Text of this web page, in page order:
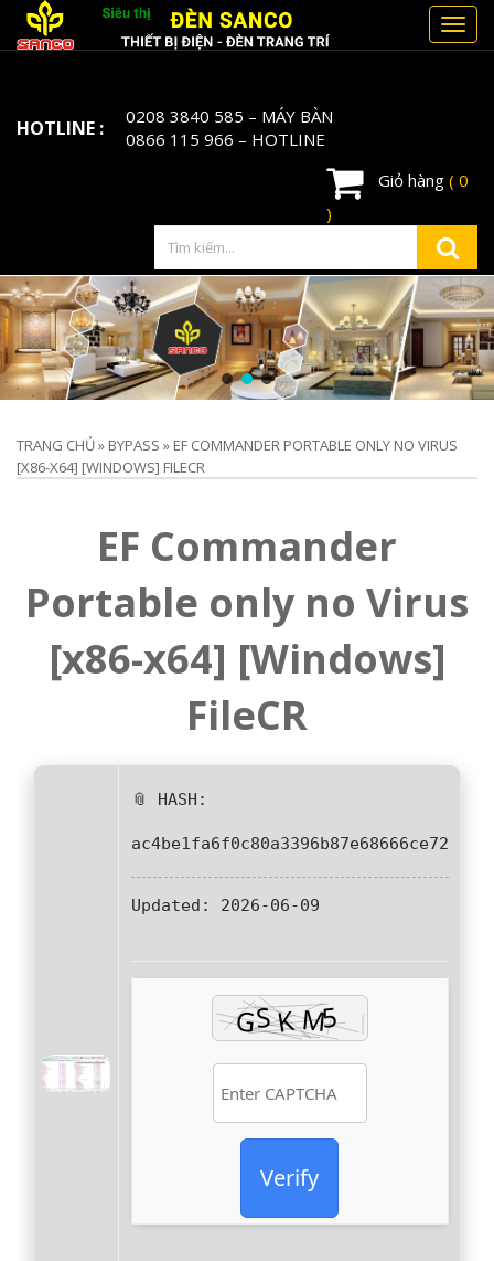
HOTLINE : 0208 3840 585 – MÁY BÀN
0866 115 966 – HOTLINE
Giỏ hàng ( 0
)
TRANG CHỦ» BYPASS » EF COMMANDER PORTABLE ONLY NO VIRUS
[X86-X64] [WINDOWS] FILECR
EF Commander
Portable only no Virus
[x86-x64] [Windows]
FileCR
📎 HASH:
ac4be1fa6f0c80a3396b87e68666ce72
Updated: 2026-06-09
Verify